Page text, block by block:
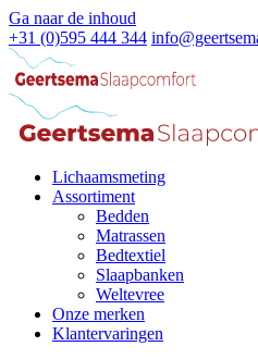
Ga naar de inhoud
+31 (0)595 444 344
Lichaamsmeting
Assortiment
Bedden
Matrassen
Bedtextiel
Slaapbanken
Weltevree
Onze merken
Klantervaringen